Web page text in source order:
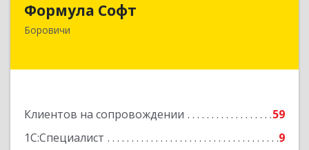
Формула Софт
Боровичи
Клиентов на сопровождении
59
1С:Специалист
9
174411, Новгородская обл, Боровичский р-н,
Боровичи г, Международная ул, дом № 6
Подробнее